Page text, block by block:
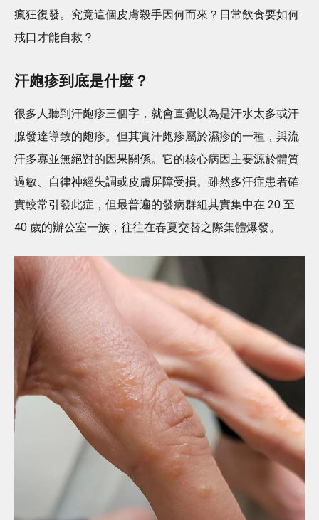
瘋狂復發。究竟這個皮膚殺手因何而來？日常飲食要如何
戒口才能自救？
汗皰疹到底是什麼？
很多人聽到汗皰疹三個字，就會直覺以為是汗水太多或汗
腺發達導致的皰疹。但其實汗皰疹屬於濕疹的一種，與流
汗多寡並無絕對的因果關係。它的核心病因主要源於體質
過敏、自律神經失調或皮膚屏障受損。雖然多汗症患者確
實較常引發此症，但最普遍的發病群組其實集中在 20 至
40 歲的辦公室一族，往往在春夏交替之際集體爆發。